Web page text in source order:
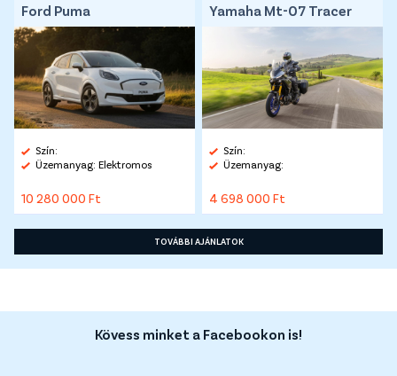
Ford Puma
Szín:
Üzemanyag: Elektromos
10 280 000 Ft
Yamaha Mt-07 Tracer
Szín:
Üzemanyag:
4 698 000 Ft
TOVÁBBI AJÁNLATOK
Kövess minket a Facebookon is!